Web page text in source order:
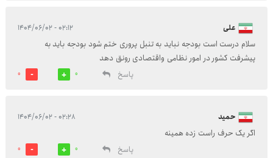
علی ۰۲:۱۲ - ۱۴۰۴/۰۶/۰۲
سلام درست است بودجه نباید به تنبل پروری ختم شود بودجه باید به
پیشرفت کشور در امور نظامی واقتصادی رونق دهد
پاسخ
0
0
حمید ۰۲:۲۸ - ۱۴۰۴/۰۶/۰۲
اگر یک حرف راست زده همینه
پاسخ
0
0